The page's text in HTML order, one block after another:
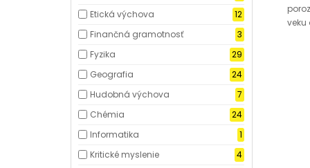
Etická výchova
12
Finančná gramotnosť
3
Fyzika
29
Geografia
24
Hudobná výchova
7
Chémia
24
Informatika
1
Kritické myslenie
4
veku